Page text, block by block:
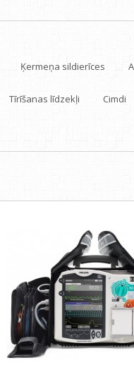
Ķermeņa sildierīces
Tīrīšanas līdzekļi Cimdi